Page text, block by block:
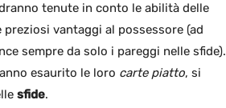
tenute in conto le abilità delle
vantaggi al possessore (ad
sempre da solo i pareggi nelle sfide).
esaurito le loro carte piatto, si
sfide.